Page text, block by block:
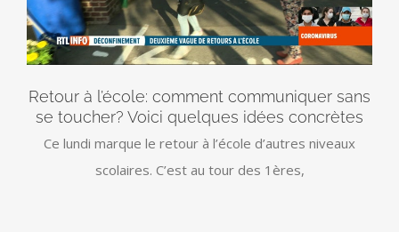
Retour à l’école: comment communiquer sans
se toucher? Voici quelques idées concrètes
Ce lundi marque le retour à l’école d’autres niveaux
scolaires. C’est au tour des 1ères,